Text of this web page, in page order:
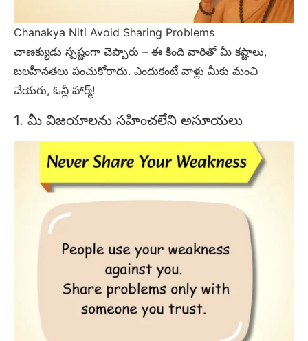
Chanakya Niti Avoid Sharing Problems
చాణక్యుడు స్పష్టంగా చెప్పారు – ఈ కింది వారితో మీ కష్టాలు,
బలహీనతలు పంచుకోరాదు. ఎందుకంటే వాళ్లు మీకు మంచి
చేయరు, ఓన్లీ హార్మ్!
1. మీ విజయాలను సహించలేని అసూయలు